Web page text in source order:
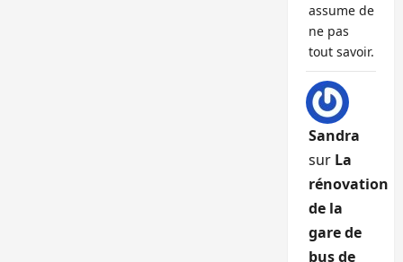
assume de
ne pas
tout savoir.
Sandra
sur La
rénovation
de la
gare de
bus de